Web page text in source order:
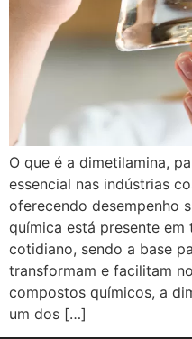
O que é a dimetilamina,
essencial nas indústrias
oferecendo desempenho
química está presente
cotidiano, sendo a base
transformam e facilitam
compostos químicos, a
um dos […]